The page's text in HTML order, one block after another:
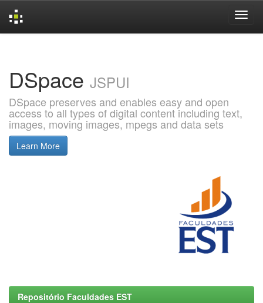
DSpace JSPUI
DSpace preserves and enables easy and open
access to all types of digital content including text,
images, moving images, mpegs and data sets
Learn More
Repositório Faculdades EST